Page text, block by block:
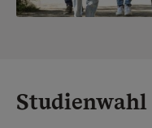
Studienwahl